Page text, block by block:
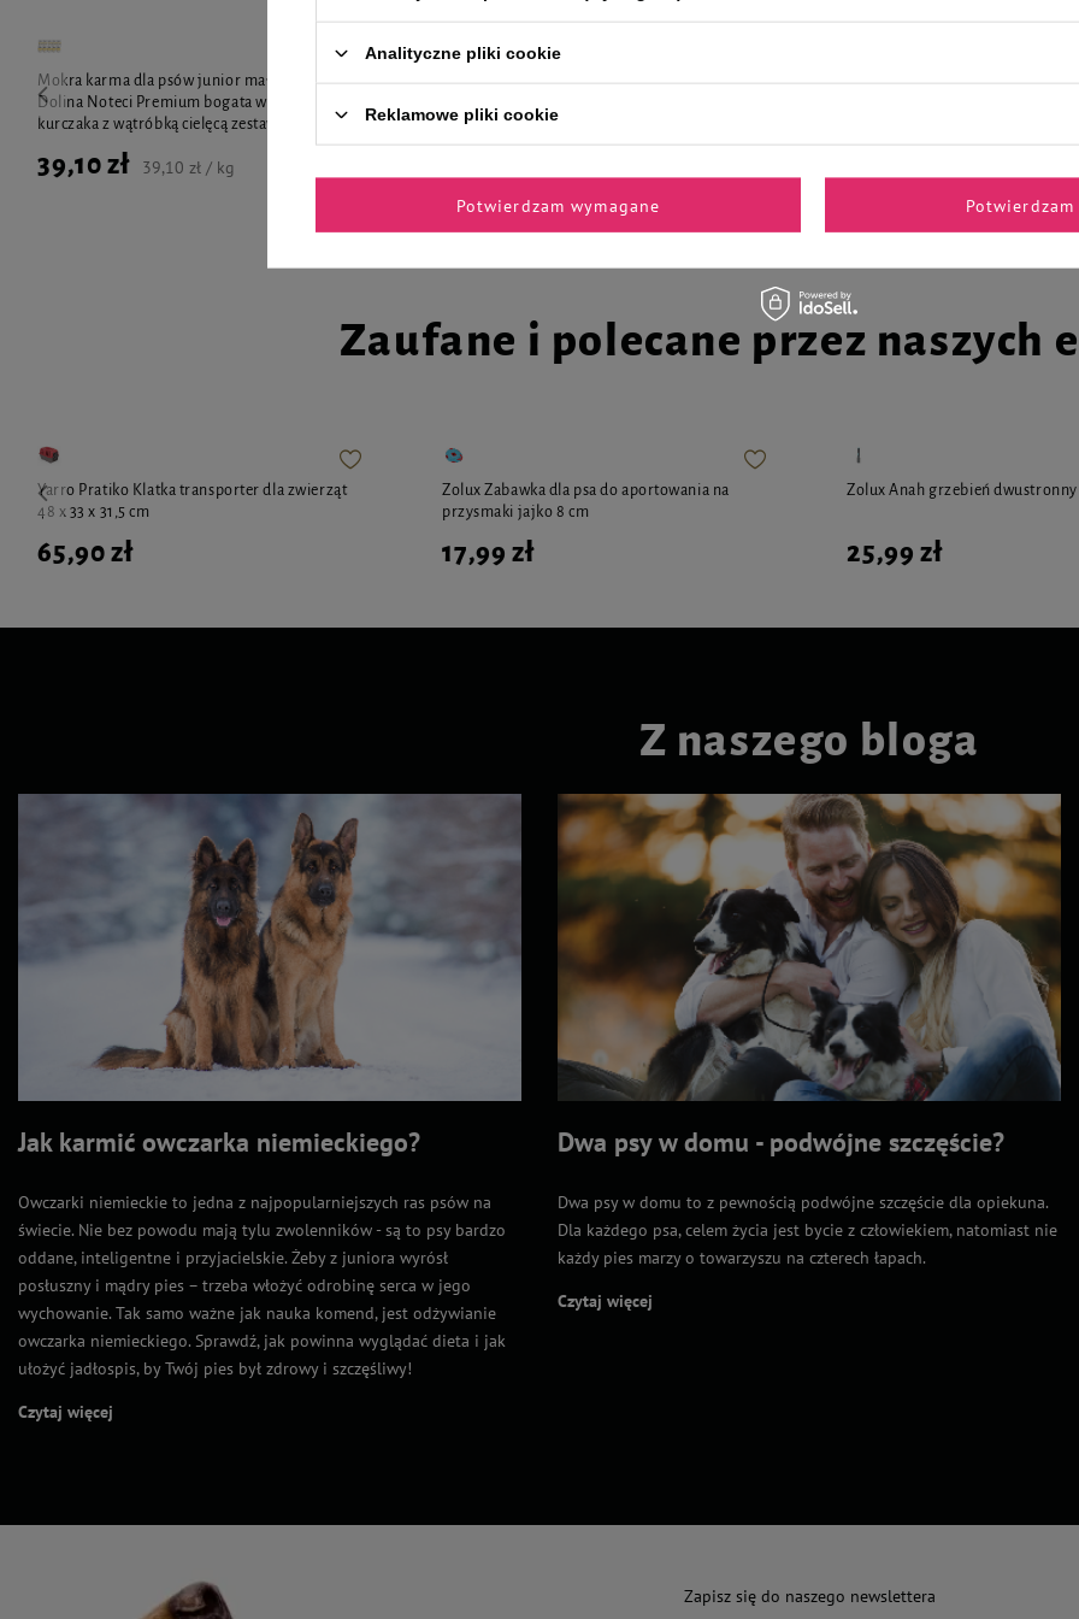
Mokra karma dla psów junior małych ras
Dolina Noteci Premium bogata w żołądki z
kurczaka z wątróbką cielęcą zestaw 10 x 100 g
39,10 zł 39,10 zł / kg
Zaufane i polecane przez naszych
Yarro Pratiko Klatka transporter dla zwierząt
48 x 33 x 31,5 cm
65,90 zł
Zolux Zabawka dla psa do aportowania na
przysmaki jajko 8 cm
17,99 zł
Zolux Anah grzebień dwustronny
25,99 zł
Z naszego bloga
Jak karmić owczarka niemieckiego?
Owczarki niemieckie to jedna z najpopularniejszych ras psów na
świecie. Nie bez powodu mają tylu zwolenników - są to psy bardzo
oddane, inteligentne i przyjacielskie. Żeby z juniora wyrósł
posłuszny i mądry pies – trzeba włożyć odrobinę serca w jego
wychowanie. Tak samo ważne jak nauka komend, jest odżywianie
owczarka niemieckiego. Sprawdź, jak powinna wyglądać dieta i jak
ułożyć jadłospis, by Twój pies był zdrowy i szczęśliwy!
Czytaj więcej
Dwa psy w domu - podwójne szczęście?
Dwa psy w domu to z pewnością podwójne szczęście dla opiekuna.
Dla każdego psa, celem życia jest bycie z człowiekiem, natomiast nie
każdy pies marzy o towarzyszu na czterech łapach.
Czytaj więcej
Zapisz się do naszego newslettera
Analityczne pliki cookie
Reklamowe pliki cookie
Potwierdzam wymagane